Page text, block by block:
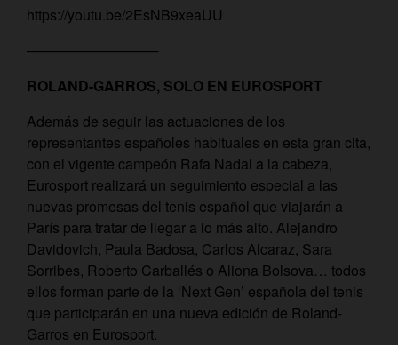
https://youtu.be/2EsNB9xeaUU
—————————-
ROLAND-GARROS, SOLO EN EUROSPORT
Además de seguir las actuaciones de los
representantes españoles habituales en esta gran cita,
con el vigente campeón Rafa Nadal a la cabeza,
Eurosport realizará un seguimiento especial a las
nuevas promesas del tenis español que viajarán a
París para tratar de llegar a lo más alto. Alejandro
Davidovich, Paula Badosa, Carlos Alcaraz, Sara
Sorribes, Roberto Carballés o Aliona Bolsova… todos
ellos forman parte de la ‘Next Gen’ española del tenis
que participarán en una nueva edición de Roland-
Garros en Eurosport.